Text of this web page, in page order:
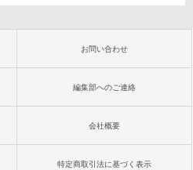
お問い合わせ
編集部へのご連絡
会社概要
特定商取引法に基づく表示